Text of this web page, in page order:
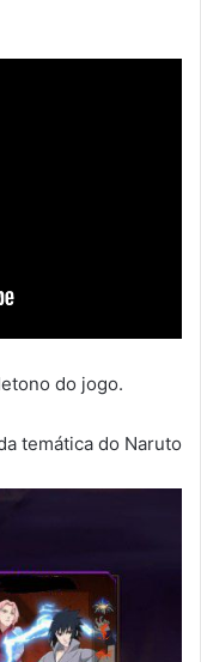
do jogo.
temática do Naruto